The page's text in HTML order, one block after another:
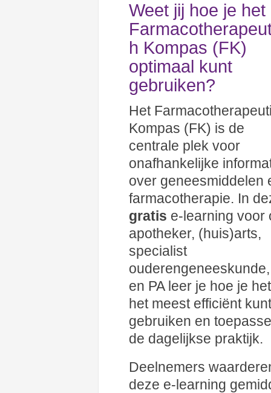
Weet jij hoe je het
h Kompas (FK)
optimaal kunt
gebruiken?
Het
Kompas (FK) is de
centrale plek voor
onafhankelijke
over geneesmiddelen
farmacotherapie. In
gratis e-learning voor
apotheker, (huis)arts,
specialist
en PA leer je hoe je
het meest efficiënt kunt
gebruiken en
de dagelijkse praktijk.
Deelnemers
deze e-learning